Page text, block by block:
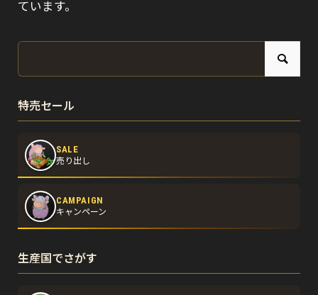
ています。
特売セール
SALE
売り出し
CAMPAIGN
キャンペーン
生産国でさがす